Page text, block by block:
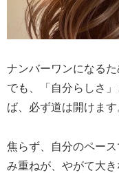
ナンバーワンになる
でも、「自分らしさ
ば、必ず道は開けます
焦らず、自分のペー
み重ねが、やがて大き